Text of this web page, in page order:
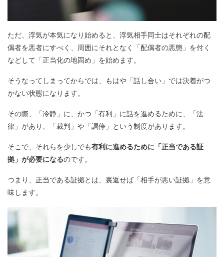
ただ、浮気が本気になり始めると、浮気相手同士はそれぞれの配
偶者を悪者にすべく、周囲にそれとなく「配偶者の悪態」を付く
などして「正当化の地固め」を始めます。
そうなってしまってからでは、もはや「話し合い」では決着がつ
かない状態になります。
その際、「冷静」に、かつ「有利」に話を進めるために、「法
律」があり、「裁判」や「調停」という制度があります。
そこで、それらを少しでも有利に進めるために「正当である証
拠」が必要になるのです。
つまり、正当である証拠とは、裏返せば「相手が悪い証拠」を意
味します。